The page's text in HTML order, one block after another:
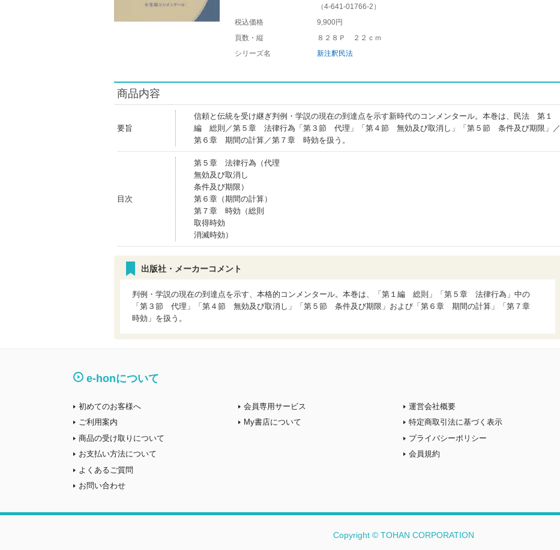
（4-641-01766-2 ）
税込価格
9,900円
頁数・縦
８２８Ｐ ２２ｃｍ
シリーズ名
新注釈民法
商品内容
要旨
信頼と伝統を受け継ぎ判例・学説の現在の到達点を示す新時代のコンメンタール。本巻は、民法 第１
編 総則／第５章 法律行為「第３節 代理」「第４節 無効及び取消し」「第５節 条件及び期限」／
第６章 期間の計算／第７章 時効を扱う。
目次
第５章 法律行為（代理
無効及び取消し
条件及び期限）
第６章（期間の計算）
第７章 時効（総則
取得時効
消滅時効）
出版社・メーカーコメント
判例・学説の現在の到達点を示す、本格的コンメンタール。本巻は、「第１編 総則」「第５章 法律行為」中の
「第３節 代理」「第４節 無効及び取消し」「第５節 条件及び期限」および「第６章 期間の計算」「第７章
時効」を扱う。
e-honについて
初めてのお客様へ
ご利用案内
商品の受け取りについて
お支払い方法について
よくあるご質問
お問い合わせ
会員専用サービス
My書店について
運営会社概要
特定商取引法に基づく表示
プライバシーポリシー
会員規約
Copyright © TOHAN CORPORATION